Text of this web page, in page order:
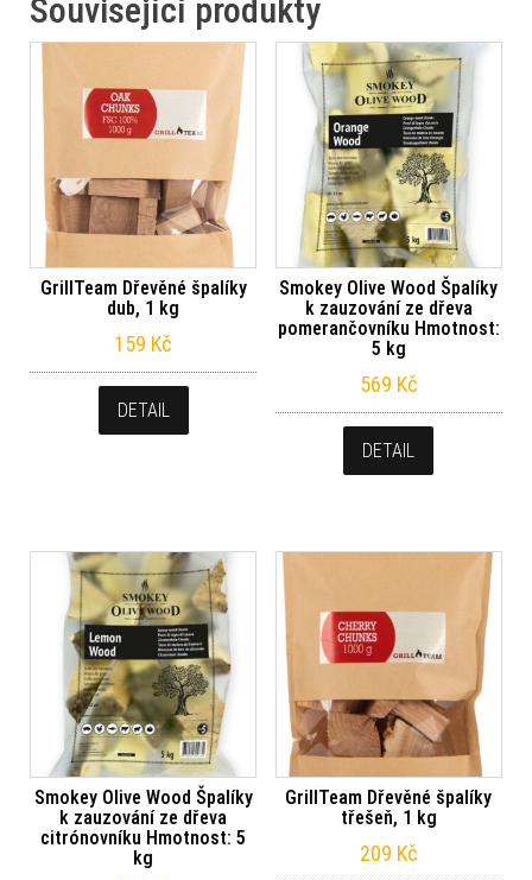
Související produkty
GrillTeam Dřevěné špalíky
dub, 1 kg
159 Kč
DETAIL
Smokey Olive Wood Špalíky
k zauzování ze dřeva
pomerančovníku Hmotnost:
5 kg
569 Kč
DETAIL
Smokey Olive Wood Špalíky
k zauzování ze dřeva
citrónovníku Hmotnost: 5
kg
GrillTeam Dřevěné špalíky
třešeň, 1 kg
209 Kč